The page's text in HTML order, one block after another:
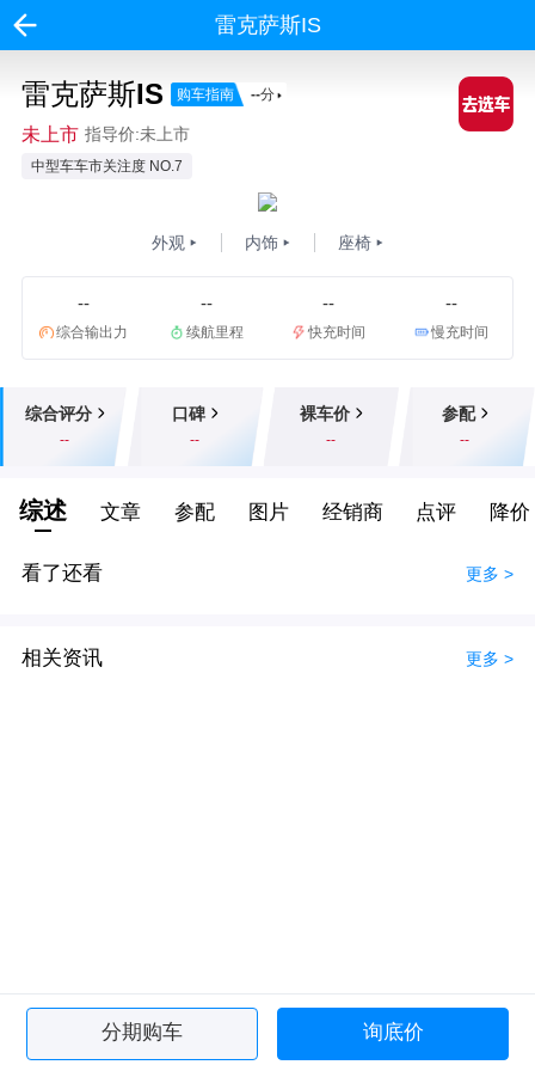
雷克萨斯IS
雷克萨斯IS 购车指南 --分
未上市 指导价:未上市
中型车车市关注度 NO.7
外观 内饰 座椅
--
综合输出力
--
续航里程
--
快充时间
--
慢充时间
综合评分
--
口碑
--
裸车价
--
参配
--
综述 文章 参配 图片 经销商 点评 降价
看了还看 更多 >
相关资讯 更多 >
分期购车 询底价